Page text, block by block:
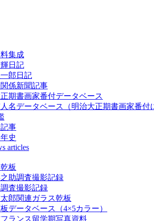
集成
日記
郎日記
係新聞記事
期書画家番付データベース
名データベース（明治大正期書画家番付
事
史
articles
板
助調査撮影記録
査撮影記録
郎関連ガラス乾板
データベース（4×5カラー）
ランス留学期写真資料